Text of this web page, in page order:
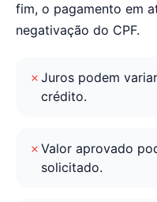
fim, o pagamento em
negativação do CPF.
Juros podem
crédito.
Valor aprovado
solicitado.